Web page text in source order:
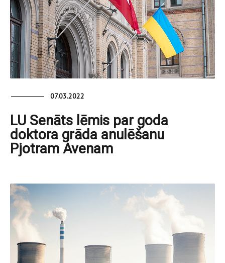
07.03.2022
LU Senāts lēmis par goda
doktora grāda anulēšanu
Pjotram Avenam